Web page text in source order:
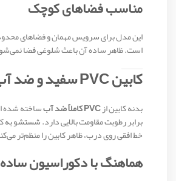
مناسب فضاهای کوچک
این مدل برای سرویس مهمان و فضاهای
است. ظاهر ساده آن باعث شلوغی فضا
کابین PVC سفید و ضد آب
بدنه کابین ازPVC کاملاً ضد آب ساخته شده
برابر رطوبت مقاومت بالایی دارد. شستشو
خط افقی روی درب، ظاهر کابین را منظم‌تر
هماهنگ با دکوراسیون ساده